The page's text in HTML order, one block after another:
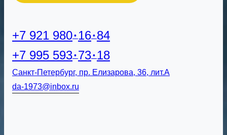
+7 921 980 16 84
+7 995 593 73 18
Санкт-Петербург, пр. Елизарова, 36, лит.А
da-1973@inbox.ru